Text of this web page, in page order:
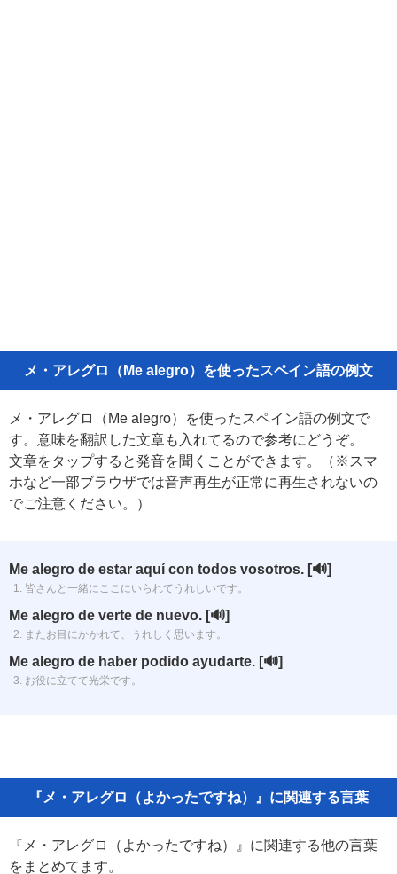
メ・アレグロ（Me alegro）を使ったスペイン語の例文
メ・アレグロ（Me alegro）を使ったスペイン語の例文で
す。意味を翻訳した文章も入れてるので参考にどうぞ。
文章をタップすると発音を聞くことができます。（※スマ
ホなど一部ブラウザでは音声再生が正常に再生されないの
でご注意ください。）
Me alegro de estar aquí con todos vosotros. [🔊]
1. 皆さんと一緒にここにいられてうれしいです。
Me alegro de verte de nuevo. [🔊]
2. またお目にかかれて、うれしく思います。
Me alegro de haber podido ayudarte. [🔊]
3. お役に立てて光栄です。
『メ・アレグロ（よかったですね）』に関連する言葉
『メ・アレグロ（よかったですね）』に関連する他の言葉
をまとめてます。